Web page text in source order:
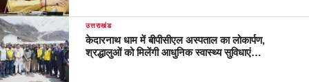
उत्तराखंड
केदारनाथ धाम में बीपीसीएल अस्पताल का लोकार्पण,
श्रद्धालुओं को मिलेंगी आधुनिक स्वास्थ्य सुविधाएं…